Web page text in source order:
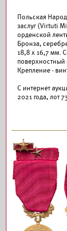
Польская
заслуг (Virtuti
орденской
Бронза,
18,8 х 16,7 мм.
Крепление -
С интернет
2021 года, лот